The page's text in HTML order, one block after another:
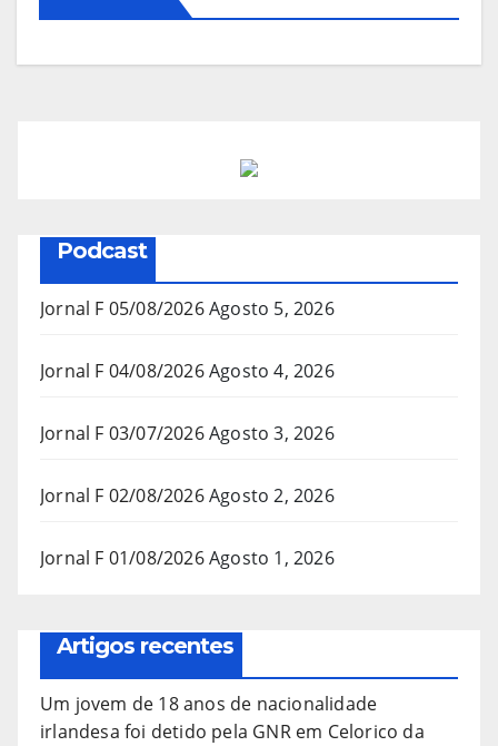
Podcast
Jornal F 05/08/2026Agosto 5, 2026
Jornal F 04/08/2026Agosto 4, 2026
Jornal F 03/07/2026Agosto 3, 2026
Jornal F 02/08/2026Agosto 2, 2026
Jornal F 01/08/2026Agosto 1, 2026
Artigos recentes
Um jovem de 18 anos de nacionalidade
irlandesa foi detido pela GNR em Celorico da